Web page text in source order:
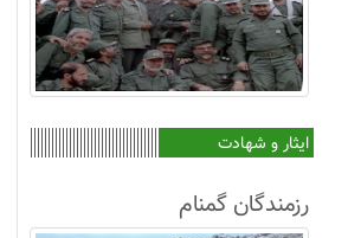
ایثار و شهادت
رزمندگان گمنام